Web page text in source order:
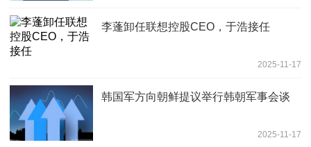
李蓬卸任联想控股CEO，于浩接任
2025-11-17
韩国军方向朝鲜提议举行韩朝军事会谈
2025-11-17